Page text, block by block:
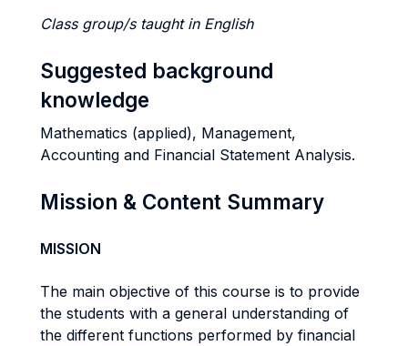
Class group/s taught in English
Suggested background
knowledge
Mathematics (applied), Management,
Accounting and Financial Statement Analysis.
Mission & Content Summary
MISSION
The main objective of this course is to provide
the students with a general understanding of
the different functions performed by financial